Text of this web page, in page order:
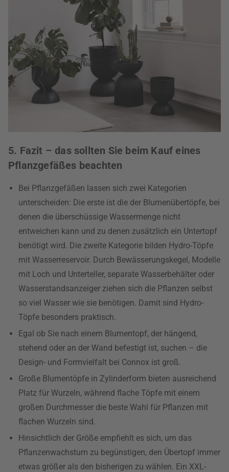
5. Fazit – das sollten Sie beim Kauf eines
Pflanzgefäßes beachten
Bei Pflanzgefäßen lassen sich zwei Kategorien
unterscheiden: Die erste ist die der Blumenübertöpfe, bei
denen die überschüssige Wassermenge nicht
entweichen kann und zu denen zusätzlich ein Untertopf
benötigt wird. Die zweite Kategorie bilden Hydro-Töpfe
mit Wasserreservoir. Durch Bewässerungskegel, Modelle
mit Loch und Unterteller, separate Wasserbehälter oder
Wasserstandsanzeiger ziehen sich die Pflanzen selbst
so viel Wasser wie sie benötigen. Damit sind Hydro-
Töpfe besonders praktisch.
Egal ob Sie nach einem Blumentopf, der hängend,
stehend oder an der Wand befestigt ist, suchen – die
Design- und Formvielfalt bei Connox ist groß.
Große Blumentöpfe in Zylinderform bieten ausreichend
Platz für Wurzeln, während flache Töpfe mit einem
großen Durchmesser die beste Wahl für Pflanzen mit
flachen Wurzeln sind.
Hinsichtlich der Größe empfiehlt es sich, um das
Pflanzenwachstum zu begünstigen, den Übertopf immer
etwas größer als den bisherigen zu wählen. Ein XXL-